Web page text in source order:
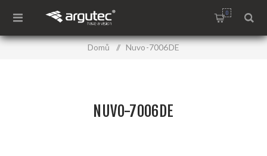
0
Domů / Nuvo-7006DE
NUVO-7006DE